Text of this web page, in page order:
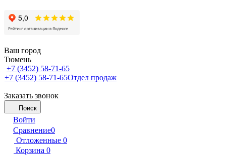
Ваш город
Тюмень
+7 (3452) 58-71-65
+7 (3452) 58-71-65Отдел продаж
Заказать звонок
Поиск
Войти
Сравнение0
Отложенные 0
Корзина 0